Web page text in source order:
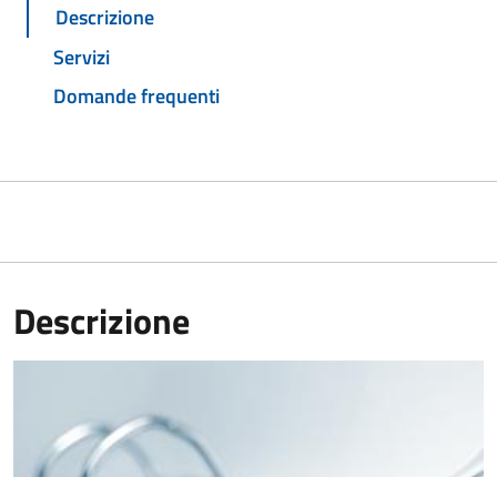
Descrizione
Servizi
Domande frequenti
Descrizione